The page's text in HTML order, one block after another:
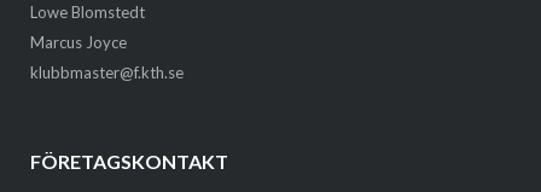
Lowe Blomstedt
Marcus Joyce
klubbmaster@f.kth.se
FÖRETAGSKONTAKT